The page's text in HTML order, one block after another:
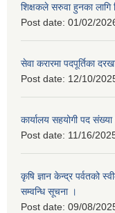
शिक्षकले सरुवा हुनका
Post date: 01/02/
सेवा करारमा पदपूर्तिका
Post date: 12/10/
कार्यालय सहयोगी पद
Post date: 11/16/
कृषि ज्ञान केन्द्र पर्वतको
सम्वन्धि सूचना ।
Post date: 09/08/